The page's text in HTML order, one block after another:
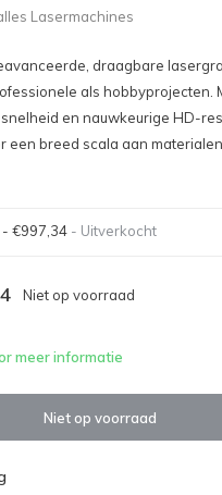
Lasermachines
draagbare
als hobbyprojecten.
en nauwkeurige HD-
een breed scala aan materialen.
€997,34 - Uitverkocht
Niet op voorraad
meer informatie
Niet op voorraad